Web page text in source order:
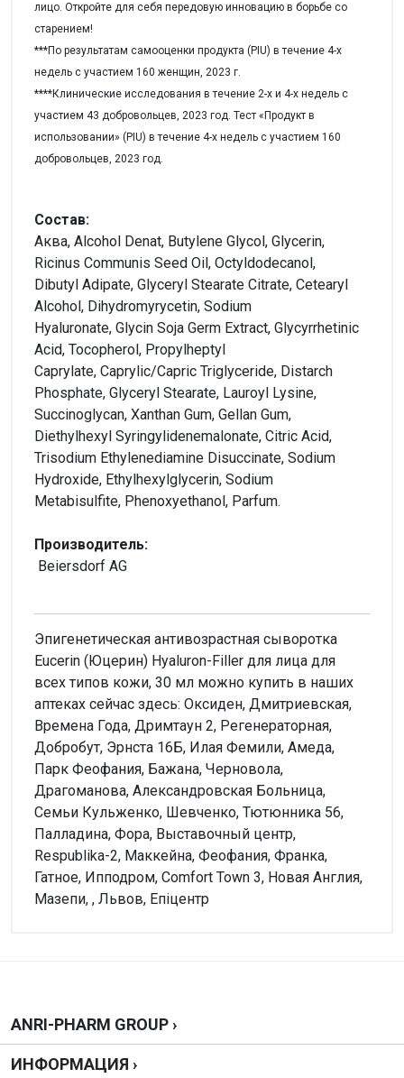
лицо. Откройте для себя передовую инновацию в борьбе со
старением!
***По результатам самооценки продукта (PIU) в течение 4-х
недель с участием 160 женщин, 2023 г.
****Клинические исследования в течение 2-х и 4-х недель с
участием 43 добровольцев, 2023 год. Тест «Продукт в
использовании» (PIU) в течение 4-х недель с участием 160
добровольцев, 2023 год.
Состав:
Аква, Alcohol Denat, Butylene Glycol, Glycerin,
Ricinus Communis Seed Oil, Octyldodecanol,
Dibutyl Adipate, Glyceryl Stearate Citrate, Cetearyl
Alcohol, Dihydromyrycetin, Sodium
Hyaluronate, Glycin Soja Germ Extract, Glycyrrhetinic
Acid, Tocopherol, Propylheptyl
Caprylate, Caprylic/Capric Triglyceride, Distarch
Phosphate, Glyceryl Stearate, Lauroyl Lysine,
Succinoglycan, Xanthan Gum, Gellan Gum,
Diethylhexyl Syringylidenemalonate, Citric Acid,
Trisodium Ethylenediamine Disuccinate, Sodium
Hydroxide, Ethylhexylglycerin, Sodium
Metabisulfite, Phenoxyethanol, Parfum.
Производитель:
Beiersdorf AG
Эпигенетическая антивозрастная сыворотка
Eucerin (Юцерин) Hyaluron-Filler для лица для
всех типов кожи, 30 мл можно купить в наших
аптеках сейчас здесь: Оксиден, Дмитриевская,
Времена Года, Дримтаун 2, Регенераторная,
Добробут, Эрнста 16Б, Илая Фемили, Амеда,
Парк Феофания, Бажана, Черновола,
Драгоманова, Александровская Больница,
Семьи Кульженко, Шевченко, Тютюнника 56,
Палладина, Фора, Выставочный центр,
Respublika-2, Маккейна, Феофания, Франка,
Гатное, Ипподром, Comfort Town 3, Новая Англия,
Мазепи, , Львов, Епіцентр
Написать отзыв
Оценка
ANRI-PHARM GROUP ›
ИНФОРМАЦИЯ ›